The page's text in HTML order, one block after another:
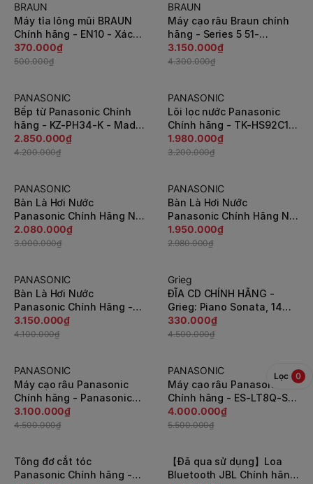
Lọc 0
-26%
BRAUN
Máy tỉa lông mũi BRAUN
Chính hãng - EN10 - Xách
tay Nhật | JAPANSPORT
370.000₫
500.000₫
-27%
BRAUN
Máy cạo râu Braun chính
hãng - Series 5 51-
R7200cc | JapanSport
3.150.000₫
4.300.000₫
-33%
PANASONIC
Bếp từ Panasonic Chính
hãng - KZ-PH34-K - Made
in Japan | JapanSport
2.850.000₫
4.200.000₫
-39%
PANASONIC
Lõi lọc nước Panasonic
Chính hãng - TK-HS92C1 |
JapanSport
1.980.000₫
3.200.000₫
-31%
PANASONIC
Bàn Là Hơi Nước
Panasonic Chính Hãng NI-
GS410-MB | JapanSport
2.080.000₫
3.000.000₫
-35%
PANASONIC
Bàn Là Hơi Nước
Panasonic Chính Hãng NI-
FS580-A - Đen |
JapanSport
1.950.000₫
2.980.000₫
-24%
PANASONIC
Bàn Là Hơi Nước
Panasonic Chính Hãng -
NI-FS790 - Đen/Hồng |
JapanSport
3.150.000₫
4.100.000₫
-93%
Grieg
ĐĨA CD CHÍNH HÃNG -
Grieg: Piano Sonata, 14
Lyric Pieces - Brilliant
Classics New CD |
330.000₫
4.500.000₫
-32%
PANASONIC
Máy cạo râu Panasonic
Chính hãng - Panasonic
ES-LT6Q-S Lamb Dash |
JapanSport
3.100.000₫
4.500.000₫
-28%
PANASONIC
Máy cạo râu Panasonic
Chính hãng - ES-LT8Q-S
LAMDASH 3 Blades |
JapanSport
4.000.000₫
5.500.000₫
-34%
Tông đơ cắt tóc
Panasonic Chính hãng -
-52%
【Đã qua sử dụng】Loa
Bluetooth JBL Chính hãng